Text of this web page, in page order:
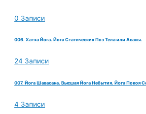
0 Записи
006. Хатха Йога. Йога Статических Поз Тела или Асаны.
24 Записи
007. Йога Шавасана. Высшая Йога Небытия. Йога Покоя
4 Записи